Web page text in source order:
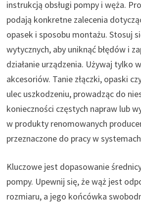
instrukcją obsługi pompy i węża.
podają konkretne zalecenia
opasek i sposobu montażu. Stosuj
wytycznych, aby uniknąć błędów i
działanie urządzenia. Używaj tylko
akcesoriów. Tanie złączki, opaski
ulec uszkodzeniu, prowadząc do
konieczności częstych napraw lub
w produkty renomowanych
przeznaczone do pracy w
Kluczowe jest dopasowanie
pompy. Upewnij się, że wąż jest
rozmiaru, a jego końcówka